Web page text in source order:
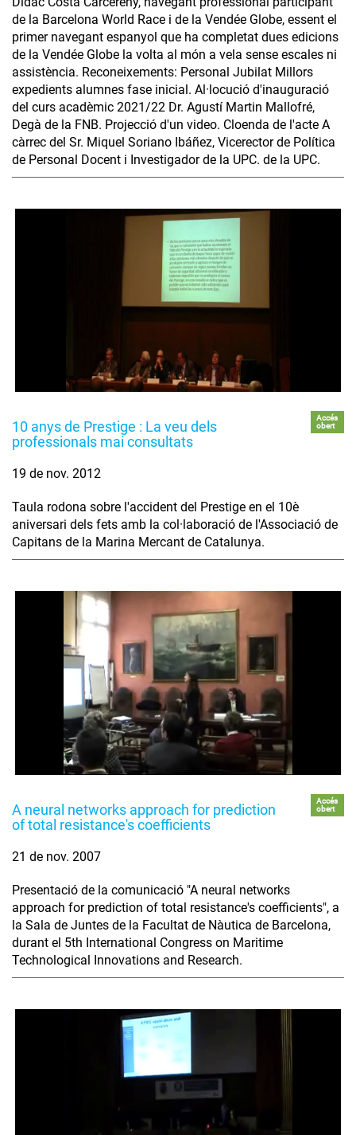
de la Barcelona World Race i de la Vendée Globe, essent el
primer navegant espanyol que ha completat dues edicions
de la Vendée Globe la volta al món a vela sense escales ni
assistència. Reconeixements: Personal Jubilat Millors
expedients alumnes fase inicial. Al·locució d'inauguració
del curs acadèmic 2021/22 Dr. Agustí Martin Mallofré,
Degà de la FNB. Projecció d'un video. Cloenda de l'acte A
càrrec del Sr. Miquel Soriano Ibáñez, Vicerector de Política
de Personal Docent i Investigador de la UPC. de la UPC.
10 anys de Prestige : La veu dels
professionals mai consultats
Accés
obert
19 de nov. 2012
Taula rodona sobre l'accident del Prestige en el 10è
aniversari dels fets amb la col·laboració de l'Associació de
Capitans de la Marina Mercant de Catalunya.
A neural networks approach for prediction
of total resistance's coefficients
Accés
obert
21 de nov. 2007
Presentació de la comunicació "A neural networks
approach for prediction of total resistance's coefficients", a
la Sala de Juntes de la Facultat de Nàutica de Barcelona,
durant el 5th International Congress on Maritime
Technological Innovations and Research.